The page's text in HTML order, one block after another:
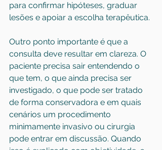
para confirmar hipóteses, graduar
lesões e apoiar a escolha terapêutica.
Outro ponto importante é que a
consulta deve resultar em clareza. O
paciente precisa sair entendendo o
que tem, o que ainda precisa ser
investigado, o que pode ser tratado
de forma conservadora e em quais
cenários um procedimento
minimamente invasivo ou cirurgia
pode entrar em discussão. Quando